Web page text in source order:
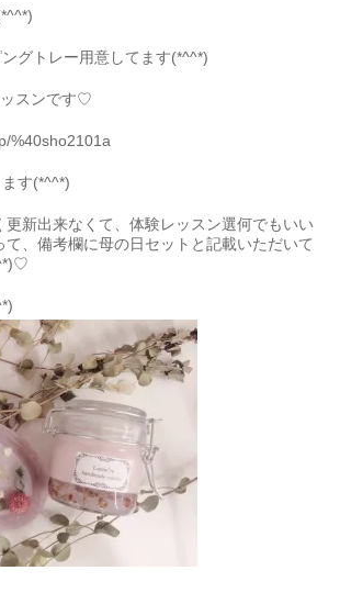
グトレー用意してます(*^^*)
スンです♡
%40sho2101a
す(*^^*)
更新出来なくて、体験レッスン選何でもいい
て、備考欄に母の日セットと記載いただいて